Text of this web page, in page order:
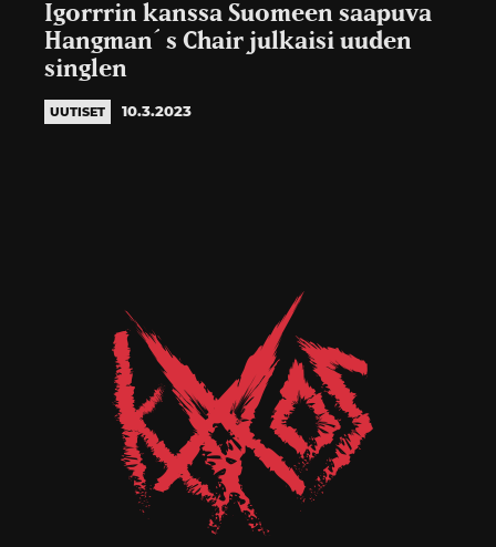
Igorrrin kanssa Suomeen saapuva
Hangman´s Chair julkaisi uuden
singlen
UUTISET 10.3.2023